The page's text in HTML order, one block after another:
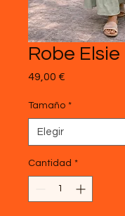
Robe Elsie
49,00 €
Tamaño *
Cantidad *